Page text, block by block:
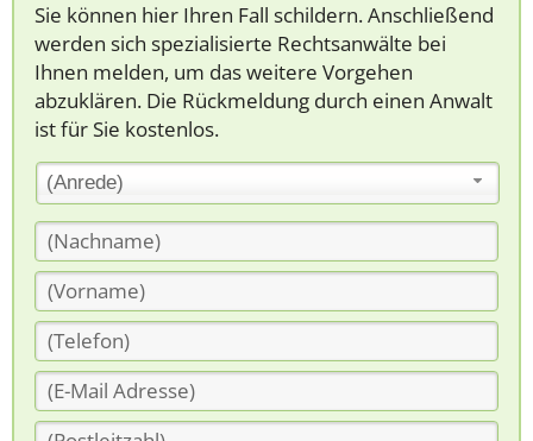
Sie können hier Ihren Fall schildern. Anschließend
werden sich spezialisierte Rechtsanwälte bei
Ihnen melden, um das weitere Vorgehen
abzuklären. Die Rückmeldung durch einen Anwalt
ist für Sie kostenlos.
(Anrede)